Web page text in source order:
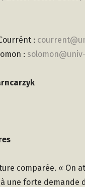
:
:
comparée. « On
une forte demande